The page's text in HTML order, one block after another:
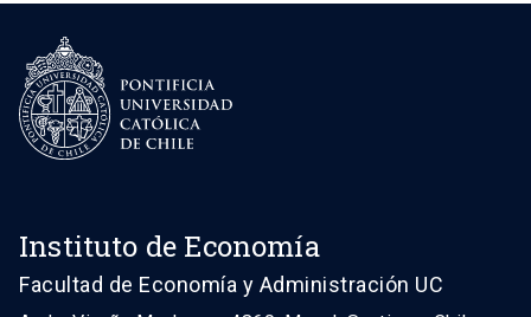
Instituto de Economía
Facultad de Economía y Administración UC